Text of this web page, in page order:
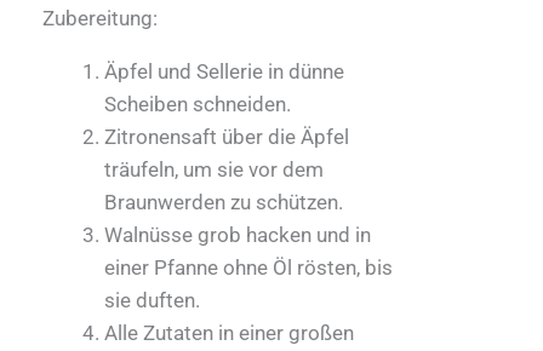
Zubereitung:
Äpfel und Sellerie in dünne
Scheiben schneiden.
Zitronensaft über die Äpfel
träufeln, um sie vor dem
Braunwerden zu schützen.
Walnüsse grob hacken und in
einer Pfanne ohne Öl rösten, bis
sie duften.
Alle Zutaten in einer großen